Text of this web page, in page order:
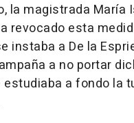
la magistrada María
revocado esta
instaba a De la
a no portar
a fondo la